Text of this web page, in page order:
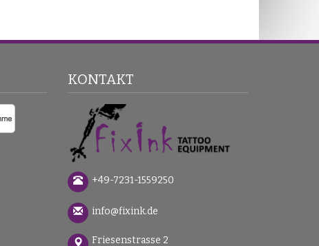
KONTAKT
+49-7231-1559250
info@fixink.de
Friesenstrasse 2